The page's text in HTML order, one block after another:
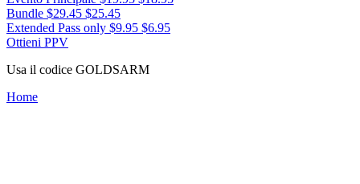
Bundle $29.45 $25.45
Extended Pass only $9.95 $6.95
Ottieni PPV
Usa il codice GOLDSARM
Home